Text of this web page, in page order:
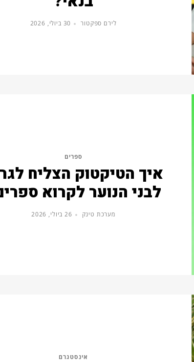
לירם ספקטור 30 ביולי, 2026
ספרים
איך הטיקטוק הצליח
לבני הנוער לקרוא
מערכת טינק 26 ביולי, 2026
אינסטגרם